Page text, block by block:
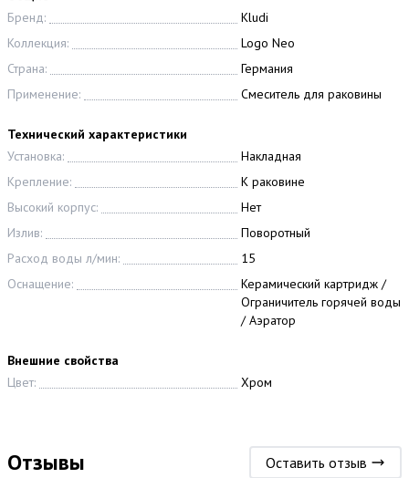
Бренд:
Kludi
Коллекция:
Logo Neo
Страна:
Германия
Применение:
Смеситель для раковины
Технический характеристики
Установка:
Накладная
Крепление:
К раковине
Высокий корпус:
Нет
Излив:
Поворотный
Расход воды л/мин:
15
Оснащение:
Керамический картридж /
Ограничитель горячей воды
/ Аэратор
Внешние свойства
Цвет:
Хром
Отзывы Оставить отзыв